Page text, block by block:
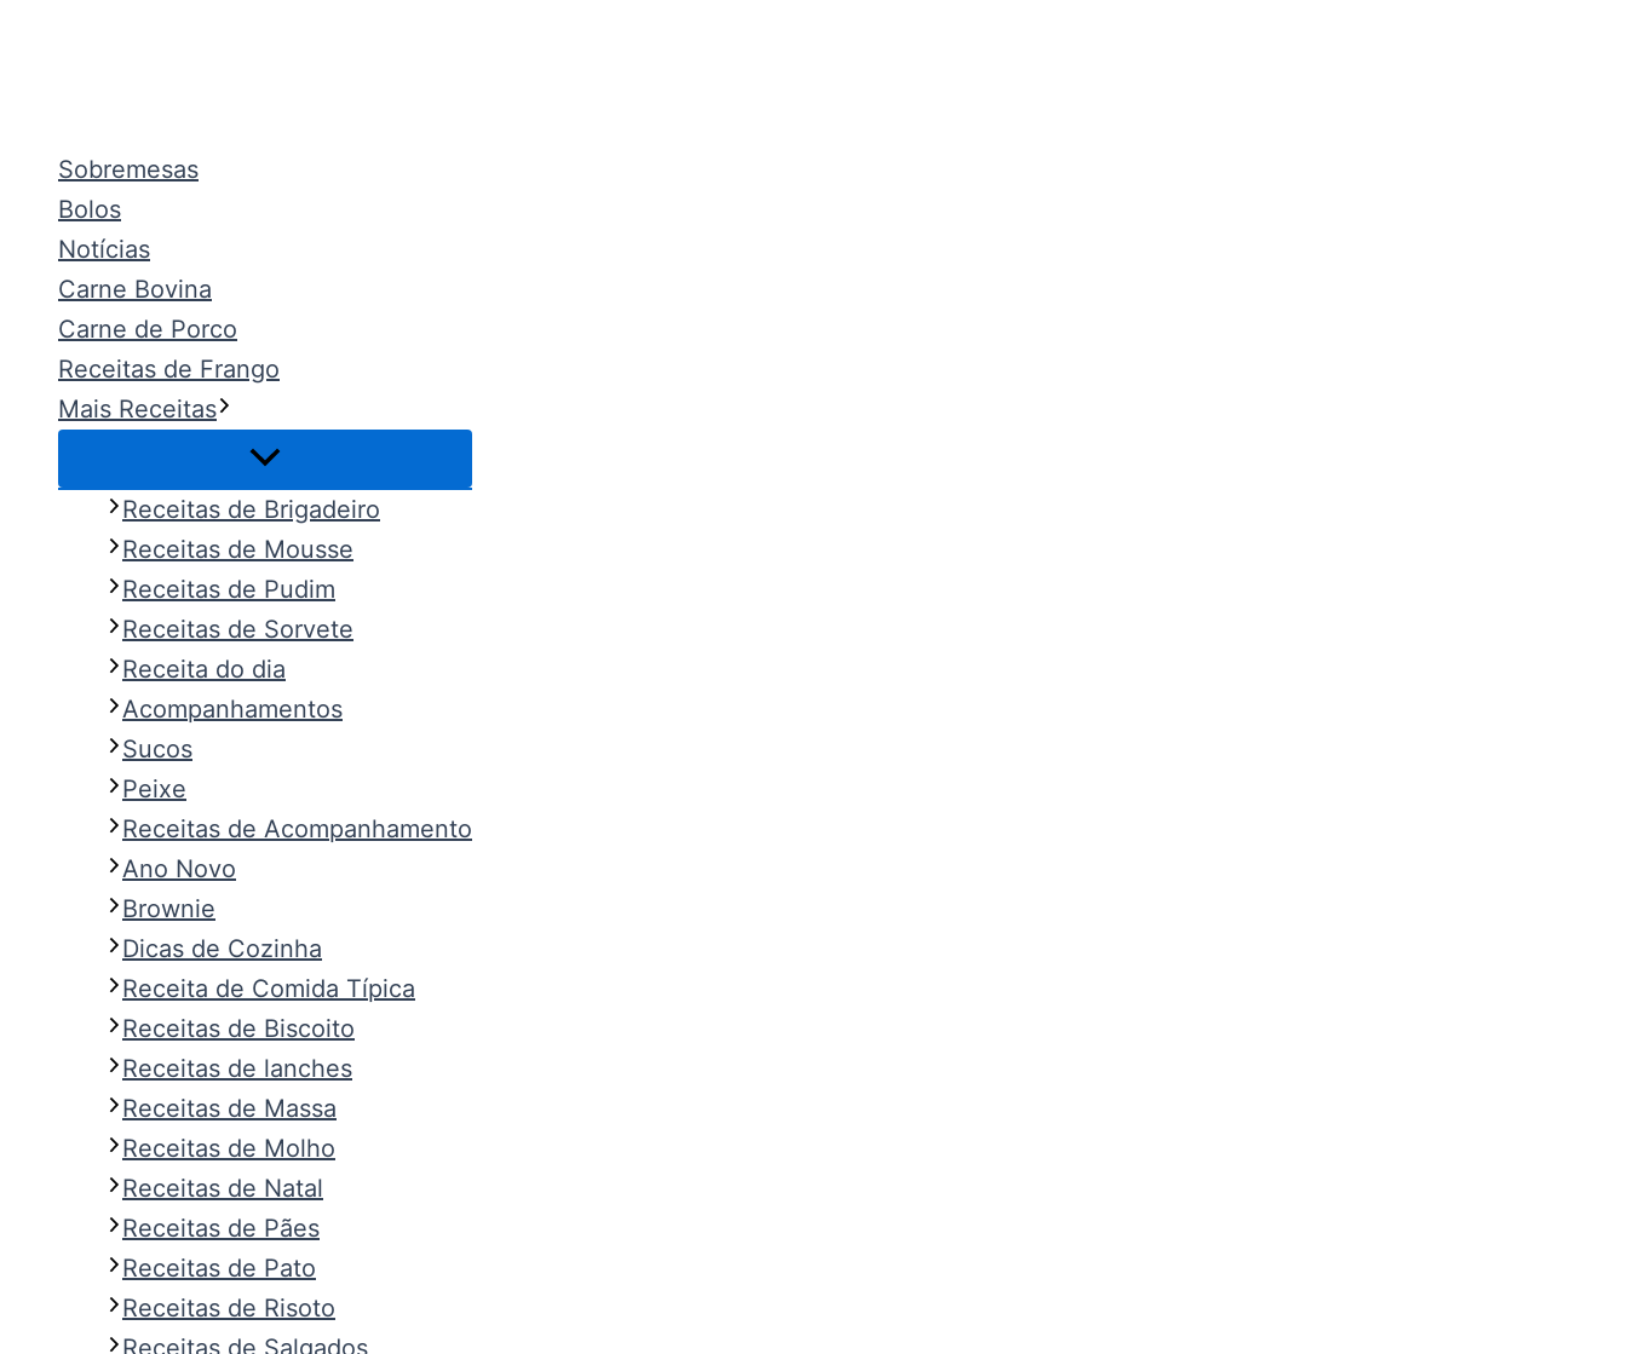
Sobremesas
Bolos
Notícias
Carne Bovina
Carne de Porco
Receitas de Frango
Mais Receitas
Receitas de Brigadeiro
Receitas de Mousse
Receitas de Pudim
Receitas de Sorvete
Receita do dia
Acompanhamentos
Sucos
Peixe
Receitas de Acompanhamento
Ano Novo
Brownie
Dicas de Cozinha
Receita de Comida Típica
Receitas de Biscoito
Receitas de lanches
Receitas de Massa
Receitas de Molho
Receitas de Natal
Receitas de Pães
Receitas de Pato
Receitas de Risoto
Receitas de Salgados